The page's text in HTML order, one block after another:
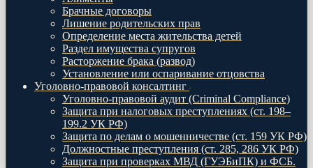
Брачные договоры
Лишение родительских прав
Определение места жительства детей
Раздел имущества супругов
Расторжение брака (развод)
Установление или оспаривание отцовства
Уголовно-правовой консалтинг
Уголовно-правовой аудит (Criminal Compliance)
Защита при налоговых преступлениях (ст. 198–
199.2 УК РФ)
Защита по делам о мошенничестве (ст. 159 УК РФ)
Должностные преступления (ст. 285, 286 УК РФ)
Защита при проверках МВД (ГУЭБиПК) и ФСБ.